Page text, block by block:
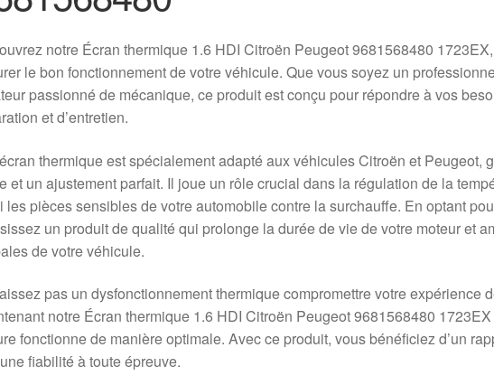
notre Écran thermique 1.6 HDI Citroën Peugeot 9681568480
le bon fonctionnement de votre véhicule. Que vous soyez un
passionné de mécanique, ce produit est conçu pour répondre à vos
et d’entretien.
thermique est spécialement adapté aux véhicules Citroën et Peugeot,
et un ajustement parfait. Il joue un rôle crucial dans la régulation de la
les pièces sensibles de votre automobile contre la surchauffe. En optant
un produit de qualité qui prolonge la durée de vie de votre moteur et
de votre véhicule.
pas un dysfonctionnement thermique compromettre votre expérience
notre Écran thermique 1.6 HDI Citroën Peugeot 9681568480
fonctionne de manière optimale. Avec ce produit, vous bénéficiez d’un
fiabilité à toute épreuve.